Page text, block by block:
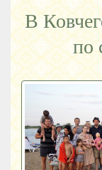
В
по